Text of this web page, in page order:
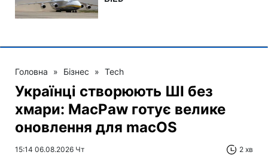
Головна » Бізнес » Tech
Українці створюють ШІ без
хмари: MacPaw готує велике
оновлення для macOS
15:14 06.08.2026 Чт 2 хв